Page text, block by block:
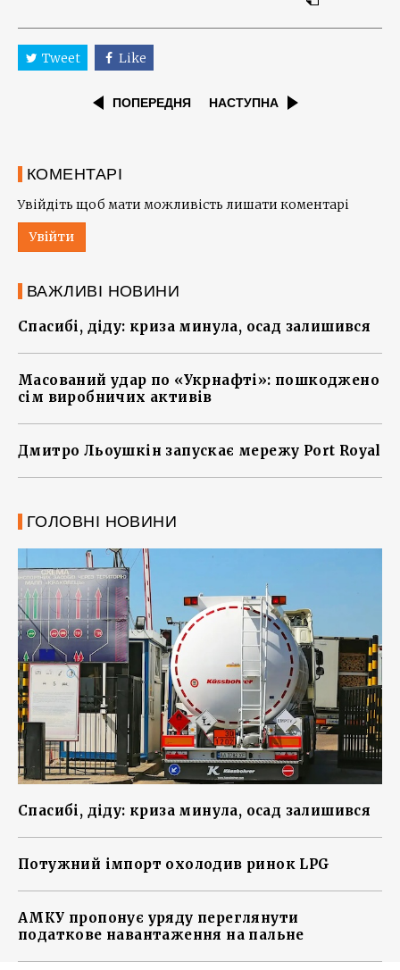
Tweet Like
ПОПЕРЕДНЯ НАСТУПНА
КОМЕНТАРІ
Увійдіть щоб мати можливість лишати коментарі
Увійти
ВАЖЛИВІ НОВИНИ
Спасибі, діду: криза минула, осад залишився
Масований удар по «Укрнафті»: пошкоджено
сім виробничих активів
Дмитро Льоушкін запускає мережу Port Royal
ГОЛОВНІ НОВИНИ
Спасибі, діду: криза минула, осад залишився
Потужний імпорт охолодив ринок LPG
АМКУ пропонує уряду переглянути
податкове навантаження на пальне